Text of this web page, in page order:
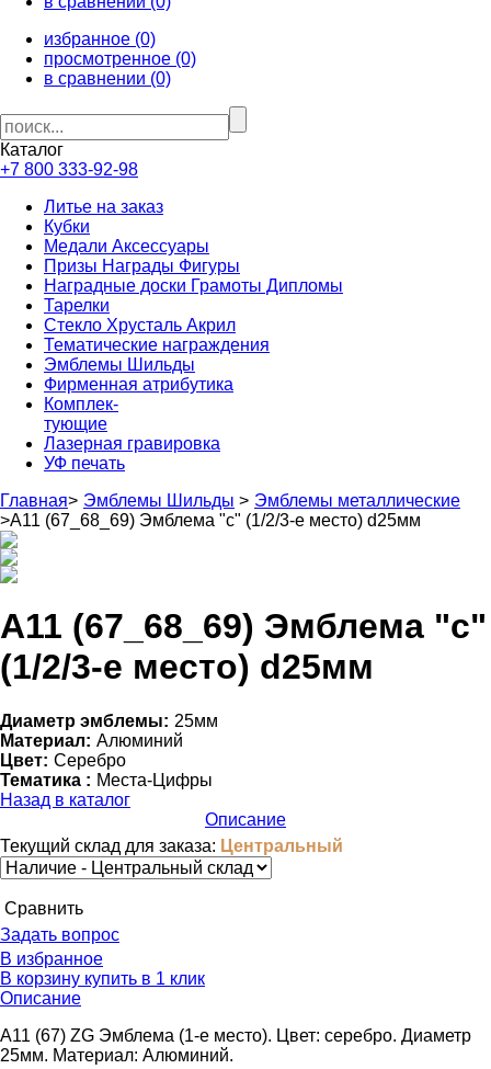
избранное (0)
просмотренное (0)
в сравнении (0)
Каталог
+7 800 333-92-98
Литье на заказ
Кубки
Медали Аксессуары
Призы Награды Фигуры
Наградные доски Грамоты Дипломы
Тарелки
Стекло Хрусталь Акрил
Тематические награждения
Эмблемы Шильды
Фирменная атрибутика
Комплек-
тующие
Лазерная гравировка
УФ печать
Главная> Эмблемы Шильды > Эмблемы металлические
>А11 (67_68_69) Эмблема "с" (1/2/3-е место) d25мм
А11 (67_68_69) Эмблема "с"
(1/2/3-е место) d25мм
Диаметр эмблемы: 25мм
Материал: Алюминий
Цвет: Серебро
Тематика : Места-Цифры
Назад в каталог
Описание
Текущий склад для заказа: Центральный
Cравнить
Задать вопрос
В избранное
В корзину купить в 1 клик
Описание
A11 (67) ZG Эмблема (1-е место). Цвет: серебро. Диаметр
25мм. Материал: Алюминий.